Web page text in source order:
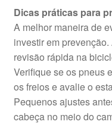
Dicas práticas para
A melhor maneira de
investir em
revisão rápida na
Verifique se os pneus
os freios e avalie o
Pequenos ajustes
cabeça no meio do